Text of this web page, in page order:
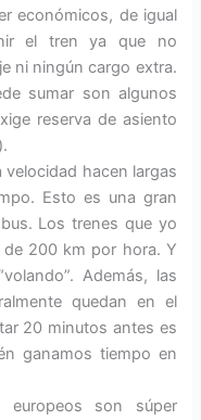
económicos, de igual
el tren ya que no
ni ningún cargo extra.
sumar son algunos
reserva de asiento
velocidad hacen largas
Esto es una gran
Los trenes que yo
de 200 km por hora. Y
Además, las
quedan en el
20 minutos antes es
ganamos tiempo en
europeos son súper